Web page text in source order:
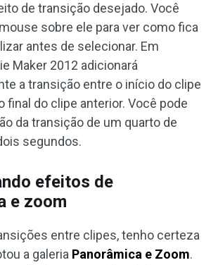
de transição desejado. Você
sobre ele para ver como fica
antes de selecionar. Em
Maker 2012 adicionará
a transição entre o início do clipe
final do clipe anterior. Você pode
da transição de um quarto de
segundos.
efeitos de
e zoom
entre clipes, tenho certeza
a galeria Panorâmica e Zoom.